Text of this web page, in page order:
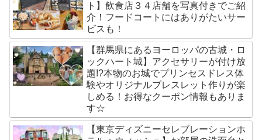
ト】飲食店３４店舗を写真付きでご紹
介！フードコートにはありがたいサー
ビスも！
【群馬県にあるヨーロッパの古城・ロ
ックハート城】アクセサリーが付け放
題!?本物のお城でプリンセスドレス体
験やオリジナルブレスレット作りが楽
しめる！お得なクーポン情報もありま
す☆
【東京ディズニーセレブレーションホ